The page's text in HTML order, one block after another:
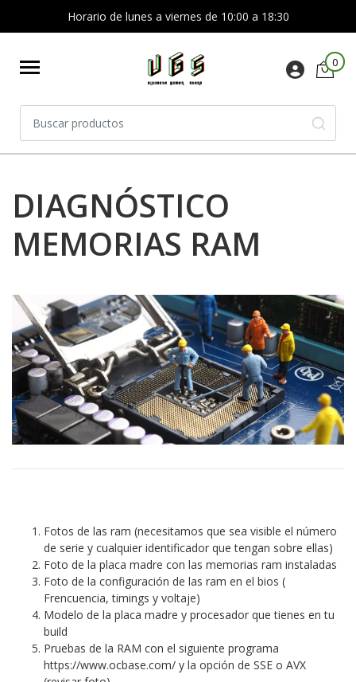
Horario de lunes a viernes de 10:00 a 18:30
0
DIAGNÓSTICO
MEMORIAS RAM
Fotos de las ram (necesitamos que sea visible el número
de serie y cualquier identificador que tengan sobre ellas)
Foto de la placa madre con las memorias ram instaladas
Foto de la configuración de las ram en el bios (
Frencuencia, timings y voltaje)
Modelo de la placa madre y procesador que tienes en tu
build
Pruebas de la RAM con el siguiente programa
https://www.ocbase.com/ y la opción de SSE o AVX